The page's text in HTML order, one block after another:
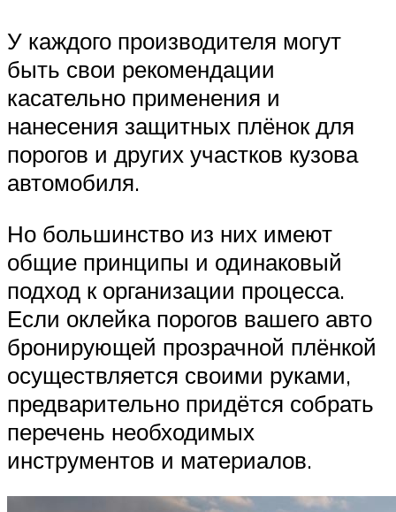
У каждого производителя могут
быть свои рекомендации
касательно применения и
нанесения защитных плёнок для
порогов и других участков кузова
автомобиля.
Но большинство из них имеют
общие принципы и одинаковый
подход к организации процесса.
Если оклейка порогов вашего авто
бронирующей прозрачной плёнкой
осуществляется своими руками,
предварительно придётся собрать
перечень необходимых
инструментов и материалов.